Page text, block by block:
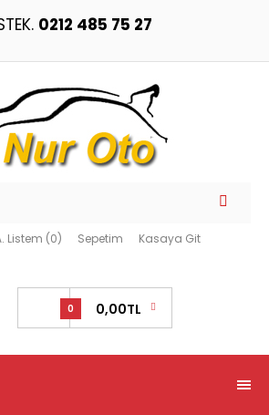
0212 485 75 27
Listem (0) Sepetim Kasaya Git
0 0,00TL